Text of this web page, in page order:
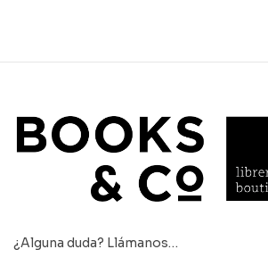
¿Alguna duda? Llámanos…